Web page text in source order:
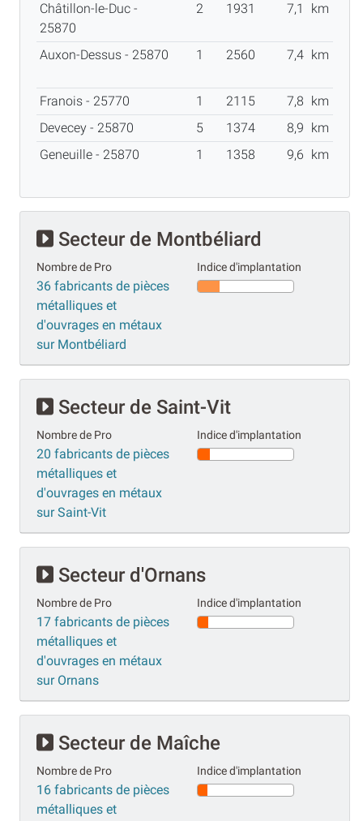
Châtillon-le-Duc -
25870
2 1931 7,1 km
Auxon-Dessus - 25870 1 2560 7,4 km
Franois - 25770 1 2115 7,8
km
Devecey - 25870
5 1374 8,9
km
Geneuille - 25870
1 1358 9,6 km
Secteur de Montbéliard
Nombre de Pro
36 fabricants de pièces
métalliques et
d'ouvrages en métaux
sur Montbéliard
Indice d'implantation
Secteur de Saint-Vit
Nombre de Pro
20 fabricants de pièces
métalliques et
d'ouvrages en métaux
sur Saint-Vit
Indice d'implantation
Secteur d'Ornans
Nombre de Pro
17 fabricants de pièces
métalliques et
d'ouvrages en métaux
sur Ornans
Indice d'implantation
Secteur de Maîche
Nombre de Pro
16 fabricants de pièces
métalliques et
Indice d'implantation